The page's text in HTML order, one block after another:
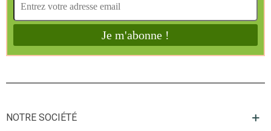
NOTRE SOCIÉTÉ